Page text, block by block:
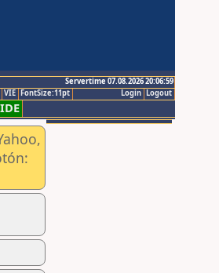
Servertime 07.08.2026 20:06:59
Logout
Login
VIE FontSize:11pt